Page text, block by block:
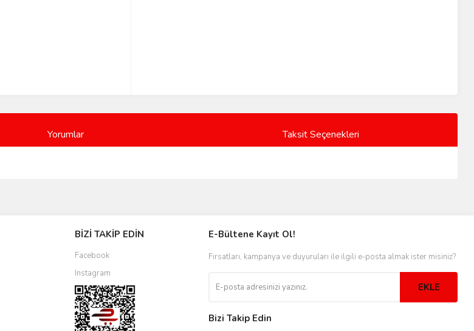
Yorumlar Taksit Seçenekleri
BİZİ TAKİP EDİN
Facebook
Instagram
E-Bültene Kayıt Ol!
Fırsatları, kampanya ve duyuruları ile ilgili e-posta almak ister misiniz?
EKLE
Bizi Takip Edin